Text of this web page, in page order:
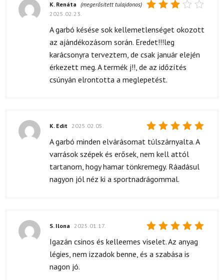
3/ 5
K. Renáta (megerősített tulajdonos)
2025.02.23.
A garbó késése sok kellemetlenséget okozott
az ajándékozásom során. Eredet!!!leg
karácsonyra terveztem, de csak január elején
érkezett meg. A termék j!!, de az időzítés
csúnyán elrontotta a meglepetést.
Értékelés:
K. Edit 2025.02.05.
A garbó minden elvárásomat túlszárnyalta. A
varrások szépek és erősek, nem kell attól
tartanom, hogy hamar tönkremegy. Ráadásul
nagyon jól néz ki a sportnadrágommal.
Értékelés:
S. Ilona 2025.01.17.
Igazán csinos és kelleemes viselet. Az anyag
légies, nem izzadok benne, és a szabása is
nagon jó.